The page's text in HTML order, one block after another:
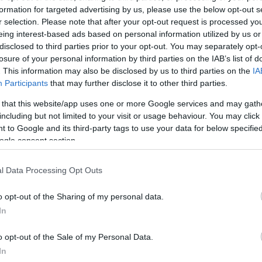
for targeted advertising by us, please use the below opt-out
selection. Please note that after your opt-out request is processed
interest-based ads based on personal information utilized by us
to third parties prior to your opt-out. You may separately
of your personal information by third parties on the IAB’s list of
This information may also be disclosed by us to third parties on the
Participants that may further disclose it to other third parties.
that this website/app uses one or more Google services and may
but not limited to your visit or usage behaviour. You may
to Google and its third-party tags to use your data for below
consent section.
Data Processing Opt Outs
opt-out of the Sharing of my personal data.
opt-out of the Sale of my Personal Data.
Ολυμπιακός “έριξε” έτσι το ρεκόρ του στο 4-2
πολύ δυνατά στο παιχνίδι και με τους Βεζένκοφ και
και 7 πόντους αντίστοιχα, πήραν από την αρχή του
ξεκίνησε όμως σουτάροντας εξαιρετικά από
έμεινε κοντά στο σκορ, με το δεκάλεπτο να
οι Πειραιώτες ήταν ακόμη καλύτεροι στην άμυνα
τους, αλλά τα πολλά τους λάθη (12) στην
τη Βαλένθια σε μικρή απόσταση. Ο Σλούκας
του πρώτου ημιχρόνου και “εκτόξευσε” τη